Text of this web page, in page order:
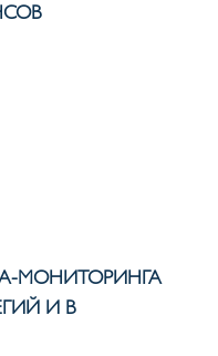
МОНИТОРИНГА
И В